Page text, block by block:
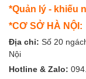
*Quản lý - khiếu
*CƠ SỞ HÀ NỘI:
Địa chỉ: Số 20
Nội
Hotline & Zalo: